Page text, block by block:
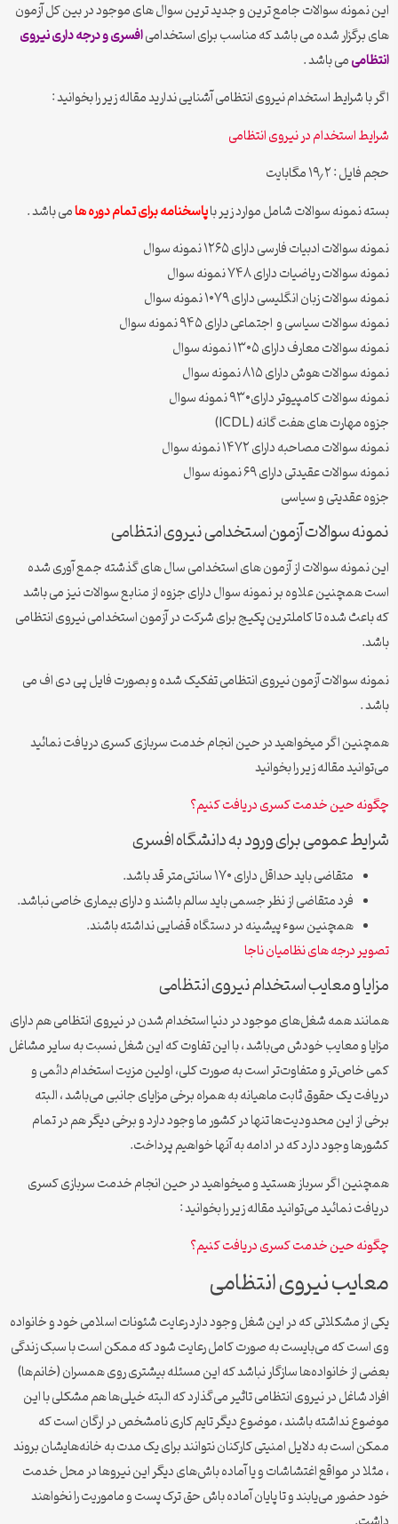
این نمونه سوالات جامع ترین و جدید ترین سوال های موجود در بین کل آزمون
های برگزار شده می باشد که مناسب برای استخدامیافسری و درجه داری نیروی
انتظامیمی باشد .
اگر با شرایط استخدام نیروی انتظامی آشنایی ندارید مقاله زیر را بخوانید :
شرایط استخدام در نیروی انتظامی
حجم فایل : ۱۹٫۲ مگابایت
بسته نمونه سوالات شامل موارد زیر باپاسخنامه برای تمام دوره هامی باشد .
نمونه سوالات ادبیات فارسی دارای ۱۲۶۵ نمونه سوال
نمونه سوالات ریاضیات دارای ۷۴۸ نمونه سوال
نمونه سوالات زبان انگلیسی دارای ۱۰۷۹ نمونه سوال
نمونه سوالات سیاسی و اجتماعی دارای ۹۴۵ نمونه سوال
نمونه سوالات معارف دارای ۱۳۰۵ نمونه سوال
نمونه سوالات هوش دارای ۸۱۵ نمونه سوال
نمونه سوالات کامپیوتر دارای۹۳۰ نمونه سوال
جزوه مهارت های هفت گانه (ICDL)
نمونه سوالات مصاحبه دارای ۱۴۷۲ نمونه سوال
نمونه سوالات عقیدتی دارای ۶۹ نمونه سوال
جزوه عقدیتی و سیاسی
نمونه سوالات آزمون استخدامی نیروی انتظامی
این نمونه سوالات از آزمون های استخدامی سال های گذشته جمع آوری شده
است همچنین علاوه بر نمونه سوال دارای جزوه از منابع سوالات نیز می باشد
که باعث شده تا کاملترین پکیج برای شرکت در آزمون استخدامی نیروی انتظامی
باشد.
نمونه سوالات آزمون نیروی انتظامی تفکیک شده و بصورت فایل پی دی اف می
باشد .
همچنین اگر میخواهید در حین انجام خدمت سربازی کسری دریافت نمائید
می‌توانید مقاله زیر را بخوانید
چگونه حین خدمت کسری دریافت کنیم؟
شرایط عمومی برای ورود به دانشگاه افسری
متقاضی باید حداقل دارای ۱۷۰ سانتی‌متر قد باشد.
فرد متقاضی از نظر جسمی باید سالم باشند و دارای بیماری خاصی نباشد.
همچنین سوء پیشینه در دستگاه قضایی نداشته باشند.
تصویر درجه های نظامیان ناجا
مزایا و معایب استخدام نیروی انتظامی
همانند همه شغل‌های موجود در دنیا استخدام شدن در نیروی انتظامی هم دارای
مزایا و معایب خودش می‌باشد ، با این تفاوت که این شغل نسبت به سایر مشاغل
کمی خاص‌تر و متفاوت‌تر است به صورت کلی، اولین مزیت استخدام دائمی و
دریافت یک حقوق ثابت ماهیانه به همراه برخی مزایای جانبی می‌باشد ، البته
برخی از این محدودیت‌ها تنها در کشور ما وجود دارد و برخی دیگر هم در تمام
کشور‌ها وجود دارد که در ادامه به آنها خواهیم پرداخت.
همچنین اگر سرباز هستید و میخواهید در حین انجام خدمت سربازی کسری
دریافت نمائید می‌توانید مقاله زیر را بخوانید :
چگونه حین خدمت کسری دریافت کنیم؟
معایب نیروی انتظامی
یکی از مشکلاتی که در این شغل وجود دارد رعایت شئونات اسلامی خود و خانواده
وی است که می‌بایست به صورت کامل رعایت شود که ممکن است با سبک زندگی
بعضی از خانواده‌ها سازگار نباشد که این مسئله بیشتری روی همسران (خانم‌ها)
افراد شاغل در نیروی انتظامی تاثیر می‌گذارد که البته خیلی‌ها هم مشکلی با این
موضوع نداشته باشند ، موضوع دیگر تایم کاری نامشخص در ارگان است که
ممکن است به دلایل امنیتی کارکنان نتوانند برای یک مدت به خانه‌هایشان بروند
، مثلا در مواقع اغتشاشات و یا آماده باش‌های دیگر این نیرو‌ها در محل خدمت
خود حضور می‌یابند و تا پایان آماده باش حق ترک پست و ماموریت را نخواهند